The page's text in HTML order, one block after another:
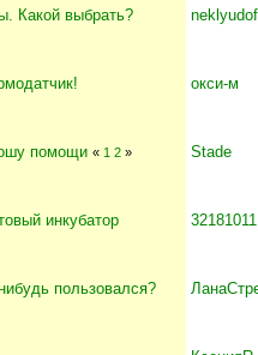
Какой выбрать?
окси-м
помощи « 1 2 » Stade
инкубатор 32181011
пользовался?